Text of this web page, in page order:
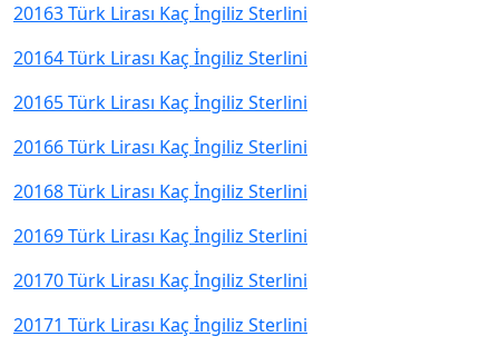
20163 Türk Lirası Kaç İngiliz Sterlini
20164 Türk Lirası Kaç İngiliz Sterlini
20165 Türk Lirası Kaç İngiliz Sterlini
20166 Türk Lirası Kaç İngiliz Sterlini
20168 Türk Lirası Kaç İngiliz Sterlini
20169 Türk Lirası Kaç İngiliz Sterlini
20170 Türk Lirası Kaç İngiliz Sterlini
20171 Türk Lirası Kaç İngiliz Sterlini